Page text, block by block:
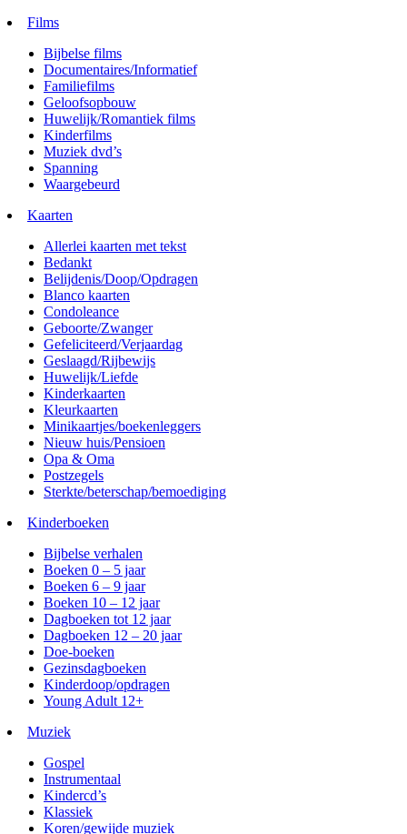
Films
Bijbelse films
Documentaires/Informatief
Familiefilms
Geloofsopbouw
Huwelijk/Romantiek films
Kinderfilms
Muziek dvd’s
Spanning
Waargebeurd
Kaarten
Allerlei kaarten met tekst
Bedankt
Belijdenis/Doop/Opdragen
Blanco kaarten
Condoleance
Geboorte/Zwanger
Gefeliciteerd/Verjaardag
Geslaagd/Rijbewijs
Huwelijk/Liefde
Kinderkaarten
Kleurkaarten
Minikaartjes/boekenleggers
Nieuw huis/Pensioen
Opa & Oma
Postzegels
Sterkte/beterschap/bemoediging
Kinderboeken
Bijbelse verhalen
Boeken 0 – 5 jaar
Boeken 6 – 9 jaar
Boeken 10 – 12 jaar
Dagboeken tot 12 jaar
Dagboeken 12 – 20 jaar
Doe-boeken
Gezinsdagboeken
Kinderdoop/opdragen
Young Adult 12+
Muziek
Gospel
Instrumentaal
Kindercd’s
Klassiek
Koren/gewijde muziek